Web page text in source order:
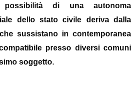
possibilità di una autonoma
dello stato civile deriva dalla
sussistano in contemporanea
presso diversi comuni
soggetto.